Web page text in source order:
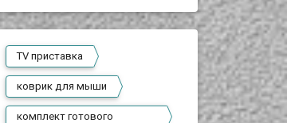
TV приставка
коврик для мыши
комплект готового